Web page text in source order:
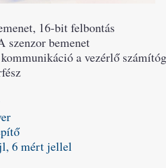
16-bit felbontás
szenzor bemenet
a vezérlő
6 mért jellel